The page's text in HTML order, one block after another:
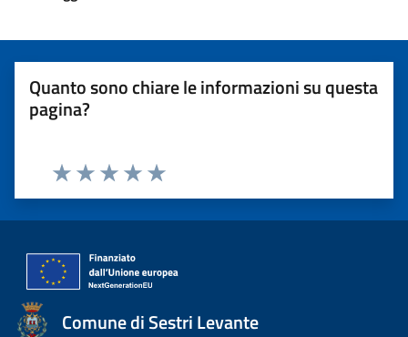
Quanto sono chiare le informazioni su questa
pagina?
Valuta 5 stelle su 5
Valuta 4 stelle su 5
Valuta 3 stelle su 5
Valuta 2 stelle su 5
Valuta 1 stelle su 5
Comune di Sestri Levante